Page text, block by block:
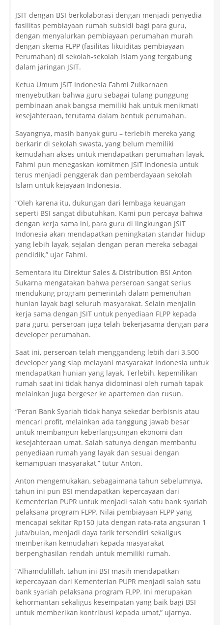
JSIT dengan BSI berkolaborasi dengan menjadi penyedia
fasilitas pembiayaan rumah subsidi bagi para guru,
dengan menyalurkan pembiayaan perumahan murah
dengan skema FLPP (fasilitas likuiditas pembiayaan
Perumahan) di sekolah-sekolah Islam yang tergabung
dalam jaringan JSIT.
Ketua Umum JSIT Indonesia Fahmi Zulkarnaen
menyebutkan bahwa guru sebagai tulang punggung
pembinaan anak bangsa memiliki hak untuk menikmati
kesejahteraan, terutama dalam bentuk perumahan.
Sayangnya, masih banyak guru – terlebih mereka yang
berkarir di sekolah swasta, yang belum memiliki
kemudahan akses untuk mendapatkan perumahan layak.
Fahmi pun menegaskan komitmen JSIT Indonesia untuk
terus menjadi penggerak dan pemberdayaan sekolah
Islam untuk kejayaan Indonesia.
“Oleh karena itu, dukungan dari lembaga keuangan
seperti BSI sangat dibutuhkan. Kami pun percaya bahwa
dengan kerja sama ini, para guru di lingkungan JSIT
Indonesia akan mendapatkan peningkatan standar hidup
yang lebih layak, sejalan dengan peran mereka sebagai
pendidik,” ujar Fahmi.
Sementara itu Direktur Sales & Distribution BSI Anton
Sukarna mengatakan bahwa perseroan sangat serius
mendukung program pemerintah dalam pemenuhan
hunian layak bagi seluruh masyarakat. Selain menjalin
kerja sama dengan JSIT untuk penyediaan FLPP kepada
para guru, perseroan juga telah bekerjasama dengan para
developer perumahan.
Saat ini, perseroan telah menggandeng lebih dari 3.500
developer yang siap melayani masyarakat Indonesia untuk
mendapatkan hunian yang layak. Terlebih, kepemilikan
rumah saat ini tidak hanya didominasi oleh rumah tapak
melainkan juga bergeser ke apartemen dan rusun.
“Peran Bank Syariah tidak hanya sekedar berbisnis atau
mencari profit, melainkan ada tanggung jawab besar
untuk membangun keberlangsungan ekonomi dan
kesejahteraan umat. Salah satunya dengan membantu
penyediaan rumah yang layak dan sesuai dengan
kemampuan masyarakat,” tutur Anton.
Anton mengemukakan, sebagaimana tahun sebelumnya,
tahun ini pun BSI mendapatkan kepercayaan dari
Kementerian PUPR untuk menjadi salah satu bank syariah
pelaksana program FLPP. Nilai pembiayaan FLPP yang
mencapai sekitar Rp150 juta dengan rata-rata angsuran 1
juta/bulan, menjadi daya tarik tersendiri sekaligus
memberikan kemudahan kepada masyarakat
berpenghasilan rendah untuk memiliki rumah.
“Alhamdulillah, tahun ini BSI masih mendapatkan
kepercayaan dari Kementerian PUPR menjadi salah satu
bank syariah pelaksana program FLPP. Ini merupakan
kehormantan sekaligus kesempatan yang baik bagi BSI
untuk memberikan kontribusi kepada umat,” ujarnya.